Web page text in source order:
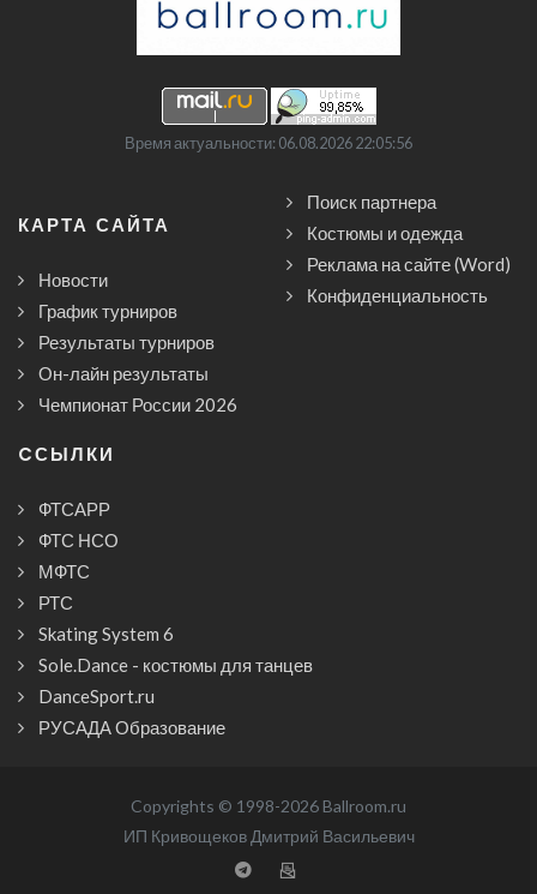
Время актуальности: 06.08.2026 22:05:56
КАРТА САЙТА
Новости
График турниров
Результаты турниров
Он-лайн результаты
Чемпионат России 2026
Поиск партнера
Костюмы и одежда
Реклама на сайте (Word)
Конфиденциальность
CСЫЛКИ
ФТСАРР
ФТС НСО
МФТС
РТС
Skating System 6
Sole.Dance - костюмы для танцев
DanceSport.ru
РУСАДА Образование
Copyrights © 1998-2026 Ballroom.ru
ИП Кривощеков Дмитрий Васильевич